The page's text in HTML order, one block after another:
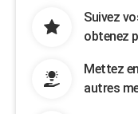
Suivez
obtenez
Mettez
autres